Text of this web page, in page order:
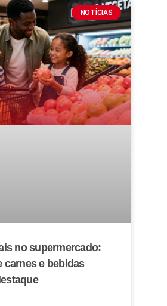
NOTÍCIAS
no supermercado:
carnes e bebidas